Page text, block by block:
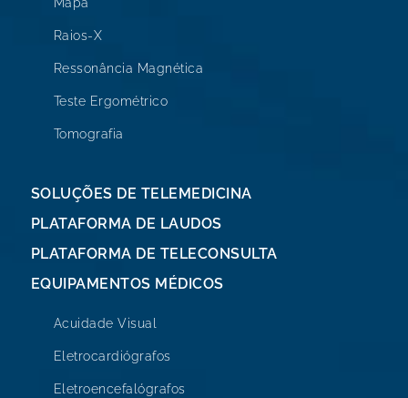
Mapa
Raios-X
Ressonância Magnética
Teste Ergométrico
Tomografia
SOLUÇÕES DE TELEMEDICINA
PLATAFORMA DE LAUDOS
PLATAFORMA DE TELECONSULTA
EQUIPAMENTOS MÉDICOS
Acuidade Visual
Eletrocardiógrafos
Eletroencefalógrafos